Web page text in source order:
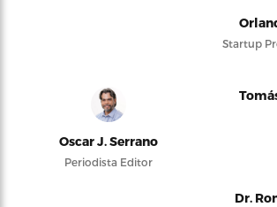
Startup
Oscar J. Serrano
Periodista Editor
Dr.